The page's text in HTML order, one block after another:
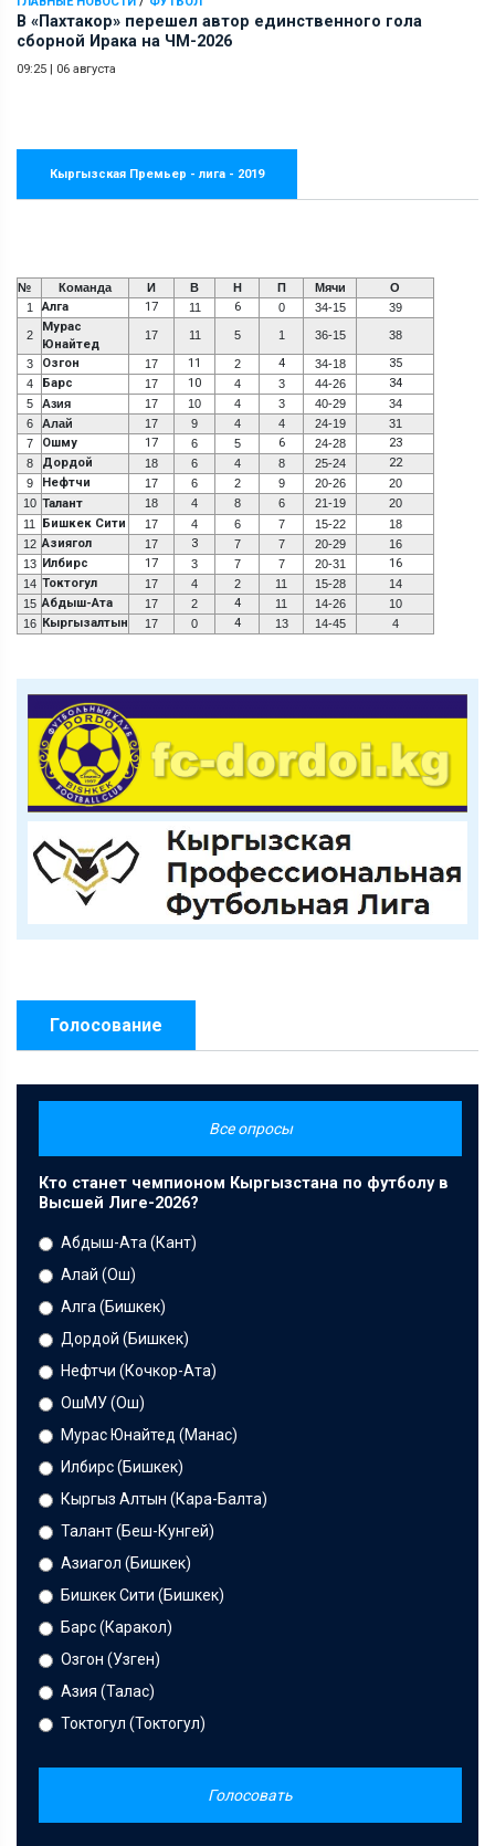
В «Пахтакор» перешел автор единственного гола
сборной Ирака на ЧМ-2026
09:25 | 06 августа
Кыргызская Премьер - лига - 2019
№ Команда И В Н П Мячи
О
1
Алга 17 11 6 0 34-15 39
2
Мурас
Юнайтед
17 11 5 1 36-15 38
3 Озгон 17 11 2 4 34-18 35
4 Барс 17 10 4 3 44-26 34
5 Азия 17 10 4 3 40-29
34
6
Алай 17 9 4 4 24-19
31
7
Ошму 17 6 5 6 24-28 23
8 Дордой 18 6 4 8 25-24 22
9 Нефтчи 17 6 2 9 20-26
20
10 Талант 18 4 8 6 21-19
20
11
Бишкек Сити 17 4 6 7 15-22
18
12 Азиягол 17 3 7 7 20-29
16
13 Илбирс 17 3 7 7 20-31 16
14 Токтогул 17 4 2 11 15-28
14
15 Абдыш-Ата 17 2 4 11 14-26
10
16 Кыргызалтын 17 0 4 13 14-45 4
Голосование
Все опросы
Кто станет чемпионом Кыргызстана по футболу в
Высшей Лиге-2026?
Абдыш-Ата (Кант)
Алай (Ош)
Алга (Бишкек)
Дордой (Бишкек)
Нефтчи (Кочкор-Ата)
ОшМУ (Ош)
Мурас Юнайтед (Манас)
Илбирс (Бишкек)
Кыргыз Алтын (Кара-Балта)
Талант (Беш-Кунгей)
Азиагол (Бишкек)
Бишкек Сити (Бишкек)
Барс (Каракол)
Озгон (Узген)
Азия (Талас)
Токтогул (Токтогул)
Голосовать